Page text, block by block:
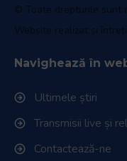
© Toate drepturile sunt
Website realizat și
Navighează în
Ultimele știri
Transmisii live și
Contactează-ne